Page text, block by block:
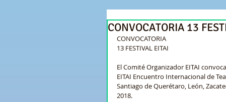
CONVOCATORIA 13
CONVOCATORIA
13 FESTIVAL EITAI
El Comité Organizador EITAI
EITAI Encuentro Internacional de
Santiago de Querétaro, León,
2018.